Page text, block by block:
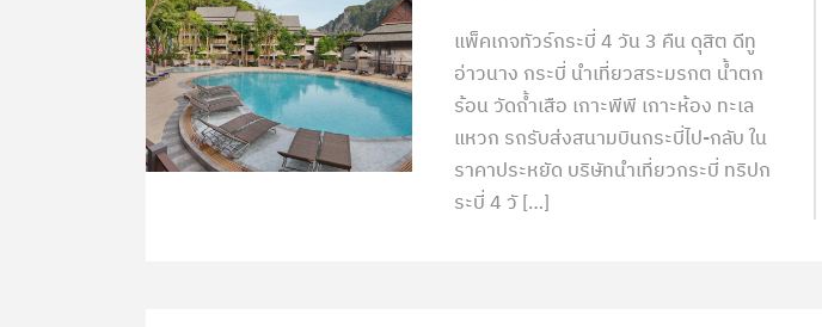
แพ็คเกจทัวร์กระบี่ 4 วัน 3 คืน ดุสิต ดีทู
อ่าวนาง กระบี่ นำเที่ยวสระมรกต น้ำตก
ร้อน วัดถ้ำเสือ เกาะพีพี เกาะห้อง ทะเล
แหวก รถรับส่งสนามบินกระบี่ไป-กลับ ใน
ราคาประหยัด บริษัทนำเที่ยวกระบี่ ทริปก
ระบี่ 4 วั […]